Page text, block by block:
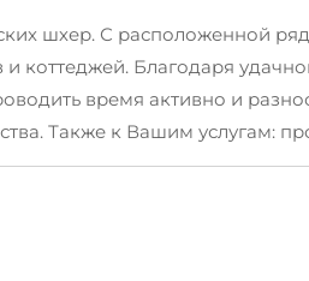
шхер. С расположенной
коттеджей. Благодаря
время активно и
Также к Вашим услугам:
комната отдыха со